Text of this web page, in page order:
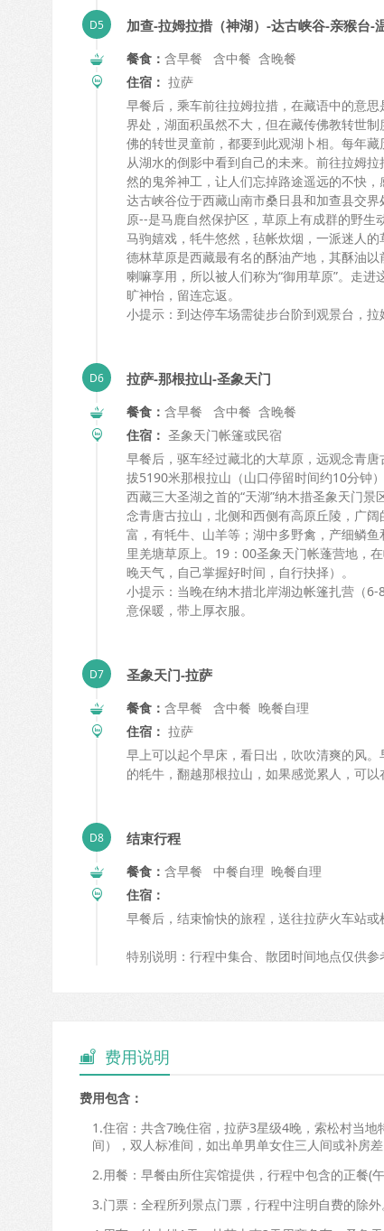
加查-拉姆拉措（神湖）-达古峡谷-亲猴台-
餐食： 含早餐 含中餐 含晚餐
住宿： 拉萨
早餐后，乘车前往拉姆拉措，在藏语中的意
界处，湖面积虽然不大，但在藏传佛教转世
佛的转世灵童前，都要到此观湖卜相。每年
从湖水的倒影中看到自己的未来。前往拉姆
然的鬼斧神工，让人们忘掉路途遥远的不快
达古峡谷位于西藏山南市桑日县和加查县交
原--是马鹿自然保护区，草原上有成群的野生
马驹嬉戏，牦牛悠然，毡帐炊烟，一派迷人
德林草原是西藏最有名的酥油产地，其酥油
喇嘛享用，所以被人们称为“御用草原”。走
旷神怡，留连忘返。
小提示：到达停车场需徒步台阶到观景台，
拉萨-那根拉山-圣象天门
餐食： 含早餐 含中餐 含晚餐
住宿： 圣象天门帐篷或民宿
早餐后，驱车经过藏北的大草原，远观念青
拔5190米那根拉山（山口停留时间约10分钟
西藏三大圣湖之首的“天湖”纳木措圣象天门
念青唐古拉山，北侧和西侧有高原丘陵，广
富，有牦牛、山羊等；湖中多野禽，产细鳞
里羌塘草原上。19：00圣象天门帐蓬营地，
晚天气，自己掌握好时间，自行抉择）。
小提示：当晚在纳木措北岸湖边帐篷扎营（
意保暖，带上厚衣服。
圣象天门-拉萨
餐食： 含早餐 含中餐 晚餐自理
住宿： 拉萨
早上可以起个早床，看日出，吹吹清爽的风
的牦牛，翻越那根拉山，如果感觉累人，可
结束行程
餐食： 含早餐 中餐自理 晚餐自理
住宿：
早餐后，结束愉快的旅程，送往拉萨火车站或
特别说明：行程中集合、散团时间地点仅供参
 费用说明
费用包含：
1.住宿：共含7晚住宿，拉萨3星级4晚，索松村当
间），双人标准间，如出单男单女住三人间或补房差
2.用餐：早餐由所住宾馆提供，行程中包含的正餐(
3.门票：全程所列景点门票，行程中注明自费的除外